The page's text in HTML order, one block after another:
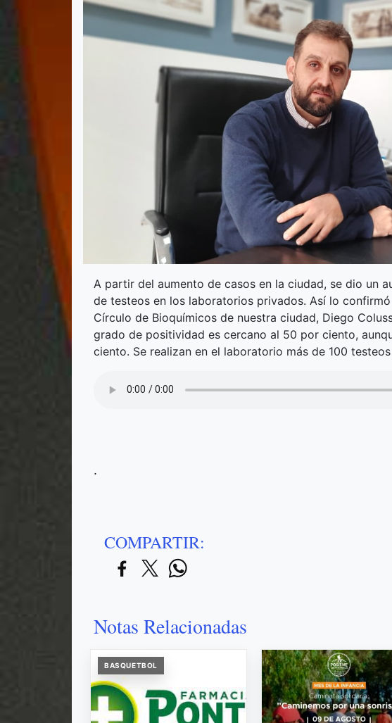
A partir del aumento de casos en la ciudad, se dio un
de testeos en los laboratorios privados. Así lo
Círculo de Bioquímicos de nuestra ciudad, Diego
grado de positividad es cercano al 50 por ciento,
ciento. Se realizan en el laboratorio más de 100
.
COMPARTIR:
Notas Relacionadas
BASQUETBOL